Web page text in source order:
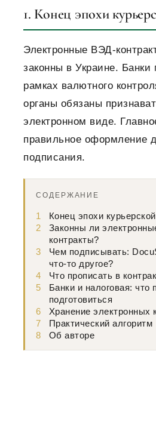
1. Конец эпохи
Электронные ВЭД-
законны в Украине.
рамках валютного
органы обязаны
электронном виде.
правильное оформление
подписания.
СОДЕРЖАНИЕ
1
Конец эпохи
2
Законны ли
контракты?
3
Чем подписывать:
что-то другое?
4
Что прописать в
5
Банки и налоговая: что
подготовиться
6
Хранение электронных
7
Практический алгоритм
8
Об авторе